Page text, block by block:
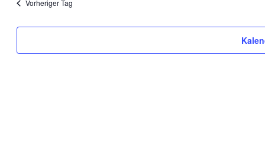
Vorheriger Tag